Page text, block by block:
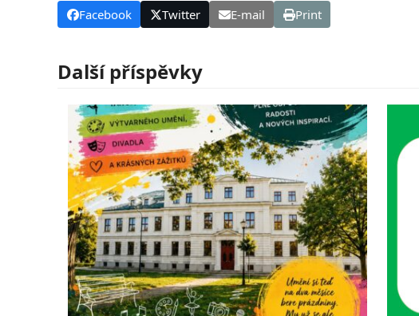
Facebook Twitter E-mail Print
Další příspěvky